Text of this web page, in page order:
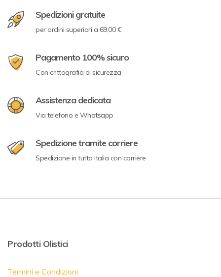
Spedizioni gratuite
per ordini superiori a 69,00 €
Pagamento 100% sicuro
Con crittografia di sicurezza
Assistenza dedicata
Via telefono e Whatsapp
Spedizione tramite corriere
Spedizione in tutta Italia con corriere
Prodotti Olistici
Termini e Condizioni